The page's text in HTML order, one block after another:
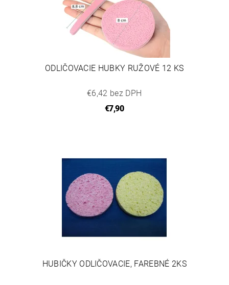
ODLIČOVACIE HUBKY RUŽOVÉ 12 KS
€6,42 bez DPH
€7,90
HUBIČKY ODLIČOVACIE, FAREBNÉ 2KS